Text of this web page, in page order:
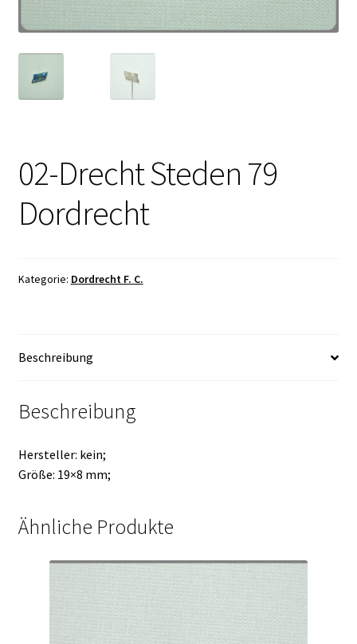
02-Drecht Steden 79
Dordrecht
Kategorie: Dordrecht F. C.
Beschreibung
Beschreibung
Hersteller: kein;
Größe: 19×8 mm;
Ähnliche Produkte